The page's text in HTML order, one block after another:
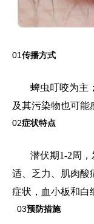
01传播方式
蜱虫叮咬为主
及其污染物也可能
02症状特点
潜伏期1-2周
适、乏力、肌肉酸
症状，血小板和白
03预防措施